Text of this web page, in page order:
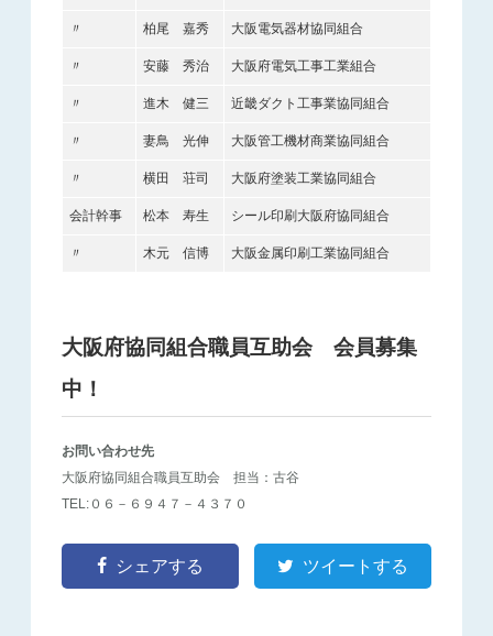
〃 柏尾 嘉秀 大阪電気器材協同組合
〃 安藤 秀治 大阪府電気工事工業組合
〃 進木 健三 近畿ダクト工事業協同組合
〃 妻鳥 光伸 大阪管工機材商業協同組合
〃 横田 荘司 大阪府塗装工業協同組合
会計幹事 松本 寿生 シール印刷大阪府協同組合
〃 木元 信博 大阪金属印刷工業協同組合
大阪府協同組合職員互助会 会員募集
中！
お問い合わせ先
大阪府協同組合職員互助会 担当：古谷
TEL:０６－６９４７－４３７０
シェアする ツイートする